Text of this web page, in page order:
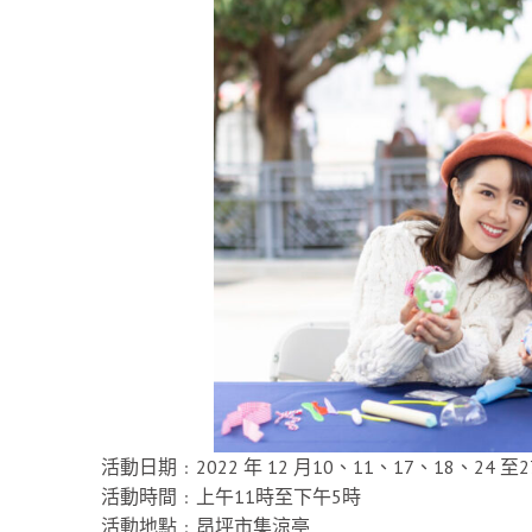
活動日期﹕2022 年 12 月10、11、17、18、24 至
活動時間﹕上午11時至下午5時
活動地點﹕昂坪市集涼亭